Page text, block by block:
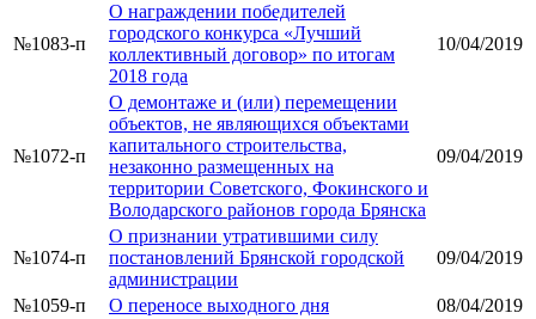
№1083-п
О награждении победителей
городского конкурса «Лучший
коллективный договор» по итогам
2018 года
10/04/2019
№1072-п
О демонтаже и (или) перемещении
объектов, не являющихся объектами
капитального строительства,
незаконно размещенных на
территории Советского, Фокинского и
Володарского районов города Брянска
09/04/2019
№1074-п
О признании утратившими силу
постановлений Брянской городской
администрации
09/04/2019
№1059-п О переносе выходного дня 08/04/2019